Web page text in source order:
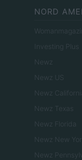
NORD
Investing Plus
Newz
Newz US
Newz California
Newz Texas
Newz Florida
Newz New
Newz